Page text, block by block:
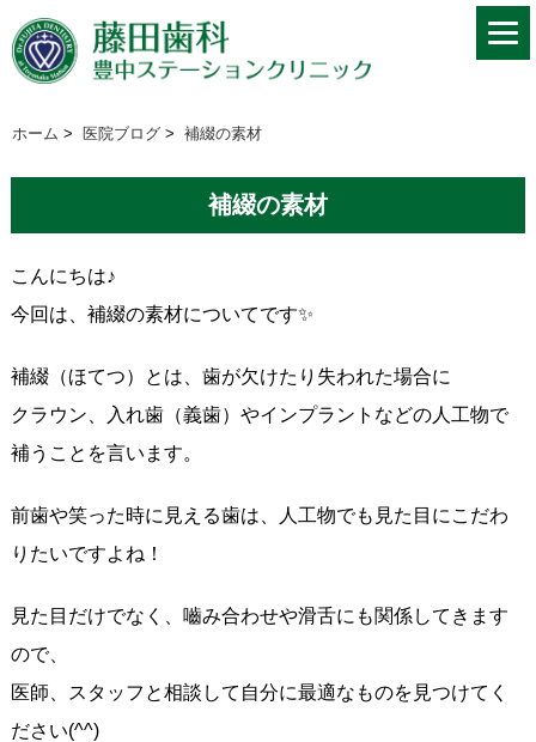
ホーム > 医院ブログ > 補綴の素材
補綴の素材
こんにちは♪
今回は、補綴の素材についてです✨
補綴（ほてつ）とは、歯が欠けたり失われた場合に
クラウン、入れ歯（義歯）やインプラントなどの人工物で
補うことを言います。
前歯や笑った時に見える歯は、人工物でも見た目にこだわ
りたいですよね！
見た目だけでなく、嚙み合わせや滑舌にも関係してきます
ので、
医師、スタッフと相談して自分に最適なものを見つけてく
ださい(^^)